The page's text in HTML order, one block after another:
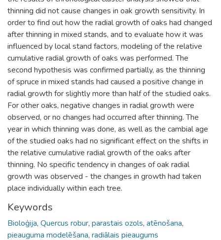
thinning did not cause changes in oak growth sensitivity. In
order to find out how the radial growth of oaks had changed
after thinning in mixed stands, and to evaluate how it was
influenced by local stand factors, modeling of the relative
cumulative radial growth of oaks was performed. The
second hypothesis was confirmed partially, as the thinning
of spruce in mixed stands had caused a positive change in
radial growth for slightly more than half of the studied oaks.
For other oaks, negative changes in radial growth were
observed, or no changes had occurred after thinning. The
year in which thinning was done, as well as the cambial age
of the studied oaks had no significant effect on the shifts in
the relative cumulative radial growth of the oaks after
thinning. No specific tendency in changes of oak radial
growth was observed - the changes in growth had taken
place individually within each tree.
Keywords
Bioloģija, Quercus robur, parastais ozols, atēnošana,
pieauguma modelēšana, radiālais pieaugums